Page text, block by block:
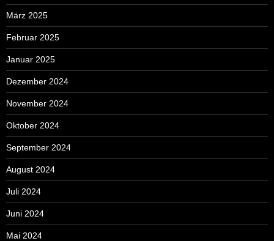
März 2025
Februar 2025
Januar 2025
Dezember 2024
November 2024
Oktober 2024
September 2024
August 2024
Juli 2024
Juni 2024
Mai 2024